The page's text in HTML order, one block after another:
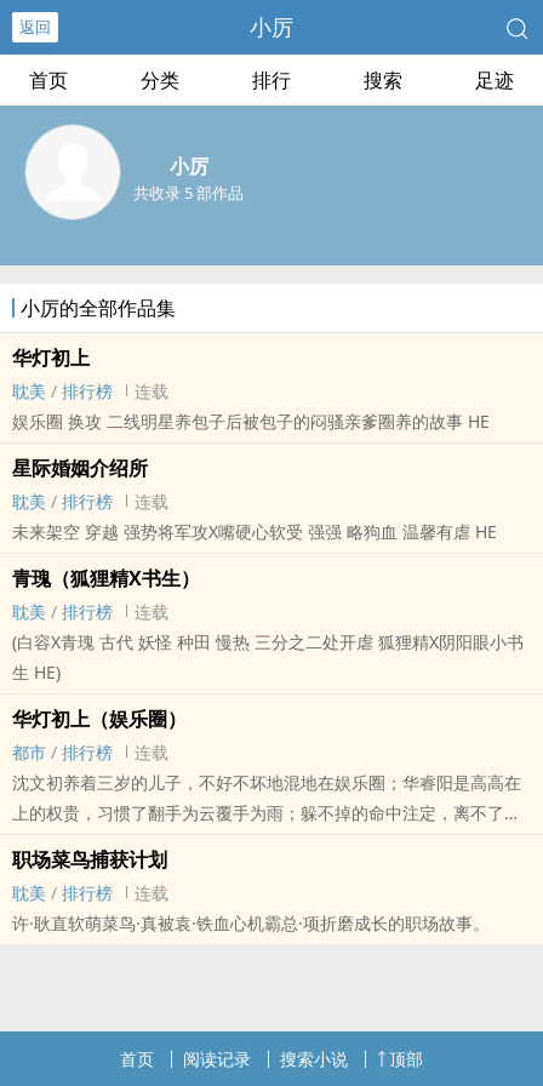
返回 小厉
首页 分类 排行 搜索 足迹
小厉
共收录 5 部作品
小厉的全部作品集
华灯初上
耽美 / 排行榜
连载
娱乐圈 换攻 二线明星养包子后被包子的闷骚亲爹圈养的故事 HE
星际婚姻介绍所
耽美 / 排行榜
连载
未来架空 穿越 强势将军攻X嘴硬心软受 强强 略狗血 温馨有虐 HE
青瑰（狐狸精X书生）
耽美 / 排行榜
连载
(白容X青瑰 古代 妖怪 种田 慢热 三分之二处开虐 狐狸精X阴阳眼小书
生 HE)
华灯初上（娱乐圈）
都市 / 排行榜
连载
沈文初养着三岁的儿子，不好不坏地混地在娱乐圈；华睿阳是高高在
上的权贵，习惯了翻手为云覆手为雨；躲不掉的命中注定，离不了的
写攻城略地，突然很怀念写华灯的日子，所以，终于写了小叔华少良
的故事。——城略地（娱乐圈）》【华灯平行篇·2015新更】欢迎来
戳！
职场菜鸟捕获计划
耽美 / 排行榜
连载
许·耿直软萌菜鸟·真被袁·铁血心机霸总·项折磨成长的职场故事。
首页 阅读记录 搜索小说 顶部